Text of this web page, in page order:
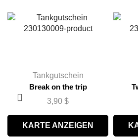
Tankgutschein
Break on the trip
3,90 $
KARTE ANZEIGEN